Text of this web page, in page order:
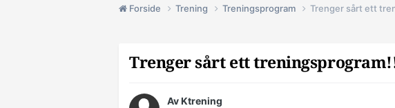
Forside Trening Treningsprogram Trenger sårt ett
Trenger sårt ett
AvKtrening